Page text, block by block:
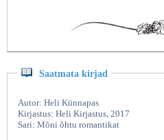
Saatmata kirjad
Autor: Heli Künnapas
Kirjastus: Heli Kirjastus, 2017
Sari: Mõni õhtu romantikat